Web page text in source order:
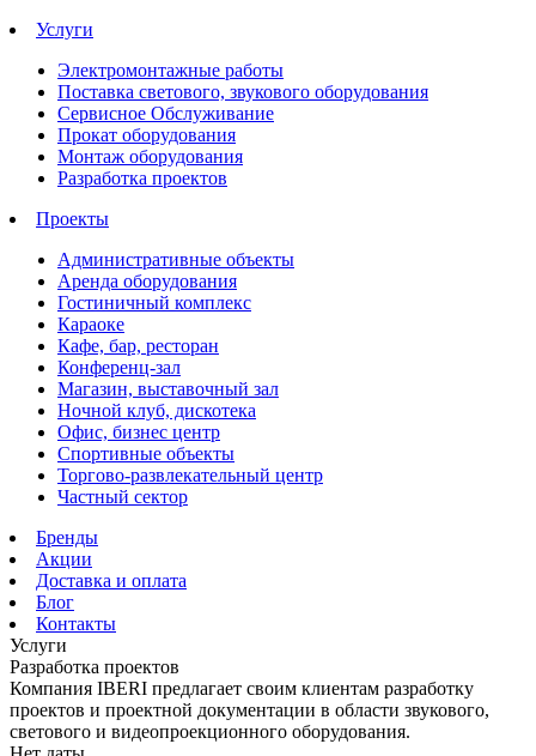
Услуги
Электромонтажные работы
Поставка светового, звукового оборудования
Сервисное Обслуживание
Прокат оборудования
Монтаж оборудования
Разработка проектов
Проекты
Административные объекты
Аренда оборудования
Гостиничный комплекс
Караоке
Кафе, бар, ресторан
Конференц-зал
Магазин, выставочный зал
Ночной клуб, дискотека
Офис, бизнес центр
Спортивные объекты
Торгово-развлекательный центр
Частный сектор
Бренды
Акции
Доставка и оплата
Блог
Контакты
Услуги
Разработка проектов
Компания IBERI предлагает своим клиентам разработку
проектов и проектной документации в области звукового,
светового и видеопроекционного оборудования.